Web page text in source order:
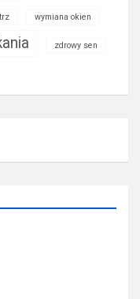
wymiana okien
zdrowy sen